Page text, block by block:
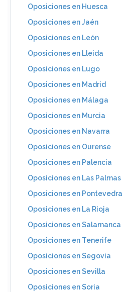
Oposiciones en Huesca
Oposiciones en Jaén
Oposiciones en León
Oposiciones en Lleida
Oposiciones en Lugo
Oposiciones en Madrid
Oposiciones en Málaga
Oposiciones en Murcia
Oposiciones en Navarra
Oposiciones en Ourense
Oposiciones en Palencia
Oposiciones en Las Palmas
Oposiciones en Pontevedra
Oposiciones en La Rioja
Oposiciones en Salamanca
Oposiciones en Tenerife
Oposiciones en Segovia
Oposiciones en Sevilla
Oposiciones en Soria